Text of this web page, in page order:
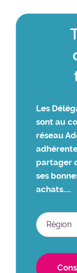
Les
sont au
réseau
partager
ses
achats....